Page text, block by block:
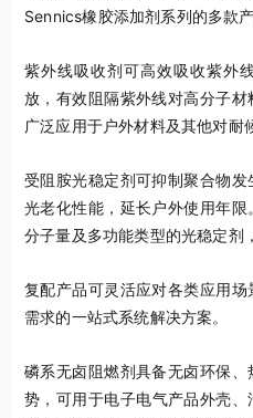
Sennics橡胶添加剂系列的多款产
紫外线吸收剂可高效吸收紫外
放，有效阻隔紫外线对高分子材
广泛应用于户外材料及其他对耐
受阻胺光稳定剂可抑制聚合物
光老化性能，延长户外使用年
分子量及多功能类型的光稳定剂
复配产品可灵活应对各类应用
需求的一站式系统解决方案。
磷系无卤阻燃剂具备无卤环保
势，可用于电子电气产品外壳